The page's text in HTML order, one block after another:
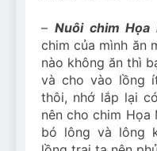
– Nuôi chim Họa
chim của mình ăn
nào không ăn thì
và cho vào lồng
thôi, nhớ lắp lại
nên cho chim Họa
bó lông và lông